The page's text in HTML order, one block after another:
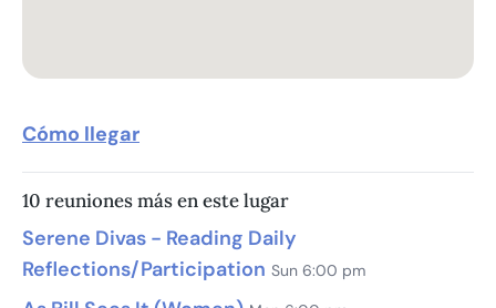
Cómo llegar
10 reuniones más en este lugar
Serene Divas - Reading Daily
Reflections/Participation Sun 6:00 pm